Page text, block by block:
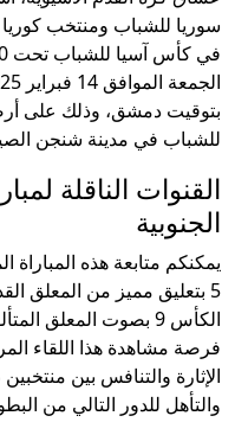
سوريا للشباب ومنتخب
بتوقيت دمشق، وذلك على
للشباب في مدينة شنجن
القنوات الناقلة
الجنوبية
يمكنكم متابعة هذه
5 بتعليق مميز من المعلق
الكأس 9 بصوت المعلق
فرصة مشاهدة هذا اللقاء
الإثارة والتنافس بين
والتأهل للدور التالي من